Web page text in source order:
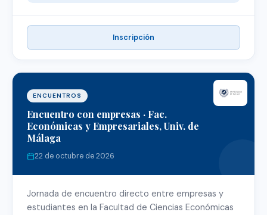
Inscripción
ENCUENTROS
Encuentro con empresas · Fac.
Económicas y Empresariales, Univ. de
Málaga
22 de octubre de 2026
Jornada de encuentro directo entre empresas y
estudiantes en la Facultad de Ciencias Económicas